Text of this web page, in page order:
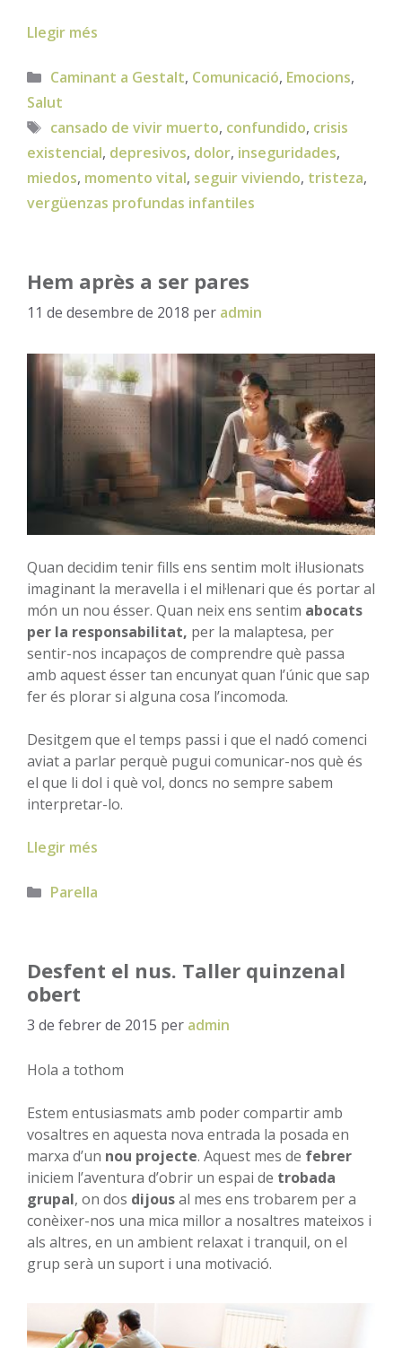
Llegir més
Categories
Caminant a Gestalt, Comunicació, Emocions,
Salut
Etiquetes
cansado de vivir muerto, confundido, crisis
existencial, depresivos, dolor, inseguridades,
miedos, momento vital, seguir viviendo, tristeza,
vergüenzas profundas infantiles
Hem après a ser pares
11 de desembre de 2018 per admin
Quan decidim tenir fills ens sentim molt il·lusionats
imaginant la meravella i el mil·lenari que és portar al
món un nou ésser. Quan neix ens sentim abocats
per la responsabilitat, per la malaptesa, per
sentir-nos incapaços de comprendre què passa
amb aquest ésser tan encunyat quan l’únic que sap
fer és plorar si alguna cosa l’incomoda.
Desitgem que el temps passi i que el nadó comenci
aviat a parlar perquè pugui comunicar-nos què és
el que li dol i què vol, doncs no sempre sabem
interpretar-lo.
Llegir més
Categories
Parella
Desfent el nus. Taller quinzenal
obert
3 de febrer de 2015 per admin
Hola a tothom
Estem entusiasmats amb poder compartir amb
vosaltres en aquesta nova entrada la posada en
marxa d’un nou projecte. Aquest mes de febrer
iniciem l’aventura d’obrir un espai de trobada
grupal, on dos dijousal mes ens trobarem per a
conèixer-nos una mica millor a nosaltres mateixos i
als altres, en un ambient relaxat i tranquil, on el
grup serà un suport i una motivació.